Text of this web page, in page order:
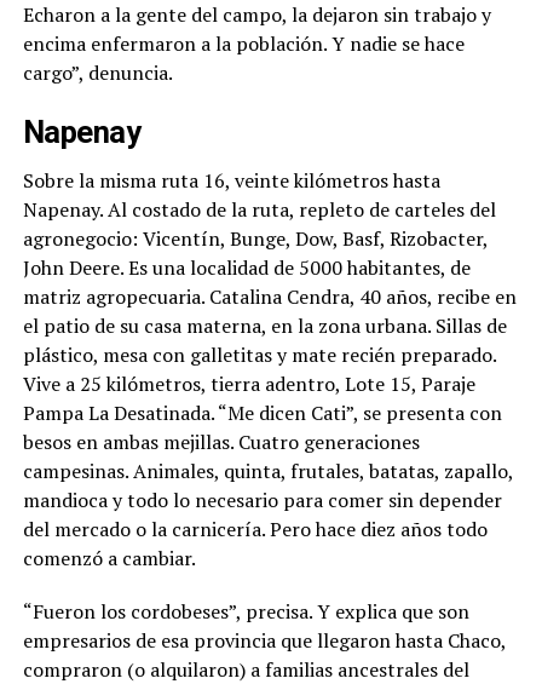
Echaron a la gente del campo, la dejaron sin trabajo y
encima enfermaron a la población. Y nadie se hace
cargo”, denuncia.
Napenay
Sobre la misma ruta 16, veinte kilómetros hasta
Napenay. Al costado de la ruta, repleto de carteles del
agronegocio: Vicentín, Bunge, Dow, Basf, Rizobacter,
John Deere. Es una localidad de 5000 habitantes, de
matriz agropecuaria. Catalina Cendra, 40 años, recibe en
el patio de su casa materna, en la zona urbana. Sillas de
plástico, mesa con galletitas y mate recién preparado.
Vive a 25 kilómetros, tierra adentro, Lote 15, Paraje
Pampa La Desatinada. “Me dicen Cati”, se presenta con
besos en ambas mejillas. Cuatro generaciones
campesinas. Animales, quinta, frutales, batatas, zapallo,
mandioca y todo lo necesario para comer sin depender
del mercado o la carnicería. Pero hace diez años todo
comenzó a cambiar.
“Fueron los cordobeses”, precisa. Y explica que son
empresarios de esa provincia que llegaron hasta Chaco,
compraron (o alquilaron) a familias ancestrales del